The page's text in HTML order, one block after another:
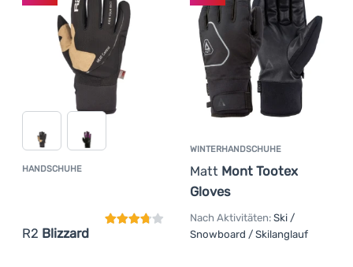
HANDSCHUHE
R2 Blizzard
Kundenbewertung
WINTERHANDSCHUHE
Matt Mont Tootex
Gloves
Nach Aktivitäten: Ski /
Snowboard / Skilanglauf